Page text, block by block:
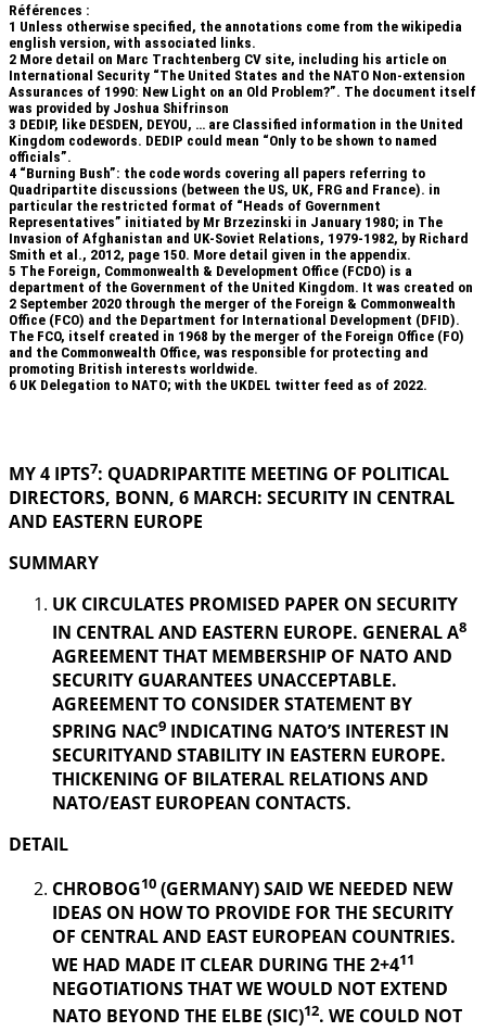
Références :
1 Unless otherwise specified, the annotations come from the wikipedia
english version, with associated links.
2 More detail on Marc Trachtenberg CV site, including his article on
International Security “The United States and the NATO Non-extension
Assurances of 1990: New Light on an Old Problem?”. The document itself
was provided by Joshua Shifrinson
3 DEDIP, like DESDEN, DEYOU, … are Classified information in the United
Kingdom codewords. DEDIP could mean “Only to be shown to named
officials”.
4 “Burning Bush”: the code words covering all papers referring to
Quadripartite discussions (between the US, UK, FRG and France). in
particular the restricted format of “Heads of Government
Representatives” initiated by Mr Brzezinski in January 1980; in The
Invasion of Afghanistan and UK-Soviet Relations, 1979-1982, by Richard
Smith et al., 2012, page 150. More detail given in the appendix.
5 The Foreign, Commonwealth & Development Office (FCDO) is a
department of the Government of the United Kingdom. It was created on
2 September 2020 through the merger of the Foreign & Commonwealth
Office (FCO) and the Department for International Development (DFID).
The FCO, itself created in 1968 by the merger of the Foreign Office (FO)
and the Commonwealth Office, was responsible for protecting and
promoting British interests worldwide.
6 UK Delegation to NATO; with the UKDEL twitter feed as of 2022.
MY 4 IPTS7: QUADRIPARTITE MEETING OF POLITICAL
DIRECTORS, BONN, 6 MARCH: SECURITY IN CENTRAL
AND EASTERN EUROPE
SUMMARY
UK CIRCULATES PROMISED PAPER ON SECURITY
IN CENTRAL AND EASTERN EUROPE. GENERAL A8
AGREEMENT THAT MEMBERSHIP OF NATO AND
SECURITY GUARANTEES UNACCEPTABLE.
AGREEMENT TO CONSIDER STATEMENT BY
SPRING NAC9 INDICATING NATO’S INTEREST IN
SECURITYAND STABILITY IN EASTERN EUROPE.
THICKENING OF BILATERAL RELATIONS AND
NATO/EAST EUROPEAN CONTACTS.
DETAIL
CHROBOG10 (GERMANY) SAID WE NEEDED NEW
IDEAS ON HOW TO PROVIDE FOR THE SECURITY
OF CENTRAL AND EAST EUROPEAN COUNTRIES.
WE HAD MADE IT CLEAR DURING THE 2+411
NEGOTIATIONS THAT WE WOULD NOT EXTEND
NATO BEYOND THE ELBE (SIC)12. WE COULD NOT